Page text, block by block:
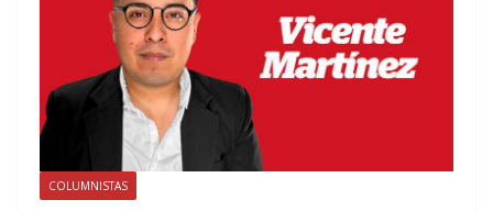
COLUMNISTAS